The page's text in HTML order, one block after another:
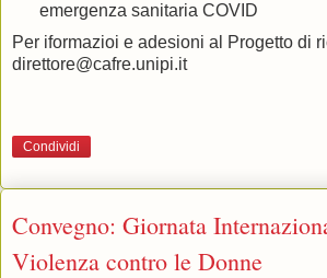
emergenza sanitaria COVID
Per iformazioi e adesioni al Progetto di
direttore@cafre.unipi.it
Condividi
Convegno: Giornata
Violenza contro le Donne